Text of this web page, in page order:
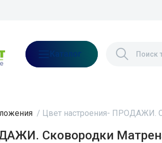
Каталог
/ Цвет настроения- ПРОДАЖИ.
Сковородки